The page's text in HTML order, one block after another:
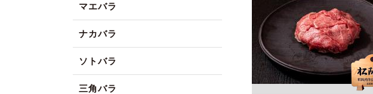
マエバラ
ナカバラ
ソトバラ
三角バラ